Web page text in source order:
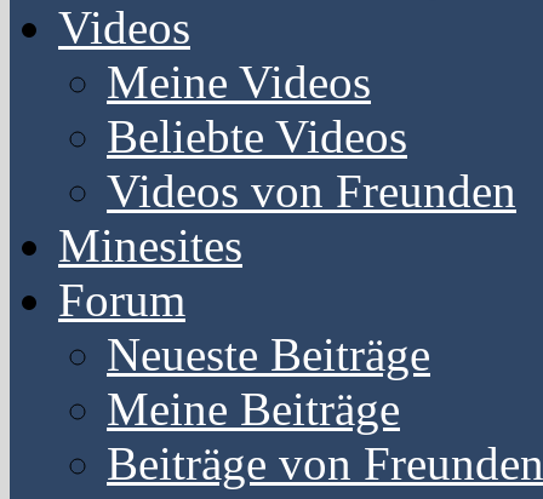
Videos
Meine Videos
Beliebte Videos
Videos von Freunden
Minesites
Forum
Neueste Beiträge
Meine Beiträge
Beiträge von Freunden